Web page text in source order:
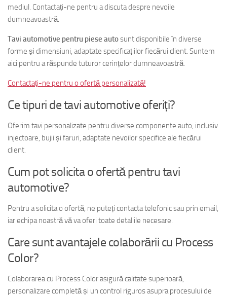
mediul. Contactați-ne pentru a discuta despre nevoile
dumneavoastră.
Tavi automotive pentru piese autosunt disponibile în diverse
forme și dimensiuni, adaptate specificațiilor fiecărui client. Suntem
aici pentru a răspunde tuturor cerințelor dumneavoastră.
Contactați-ne pentru o ofertă personalizată!
Ce tipuri de tavi automotive oferiți?
Oferim tavi personalizate pentru diverse componente auto, inclusiv
injectoare, bujii și faruri, adaptate nevoilor specifice ale fiecărui
client.
Cum pot solicita o ofertă pentru tavi
automotive?
Pentru a solicita o ofertă, ne puteți contacta telefonic sau prin email,
iar echipa noastră vă va oferi toate detaliile necesare.
Care sunt avantajele colaborării cu Process
Color?
Colaborarea cu Process Color asigură calitate superioară,
personalizare completă și un control riguros asupra procesului de